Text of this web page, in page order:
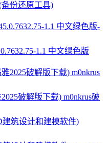
备份还原工具)
1.1 中文绿色版
破解版下载) m0nkrus破